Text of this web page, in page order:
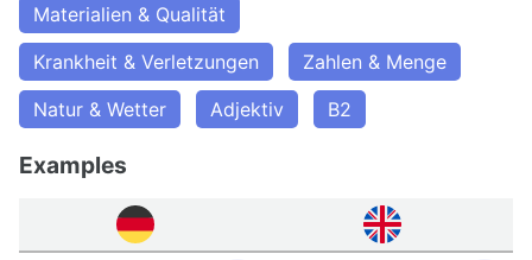
Materialien & Qualität
Krankheit & Verletzungen
Zahlen & Menge
Natur & Wetter
Adjektiv B2
Examples